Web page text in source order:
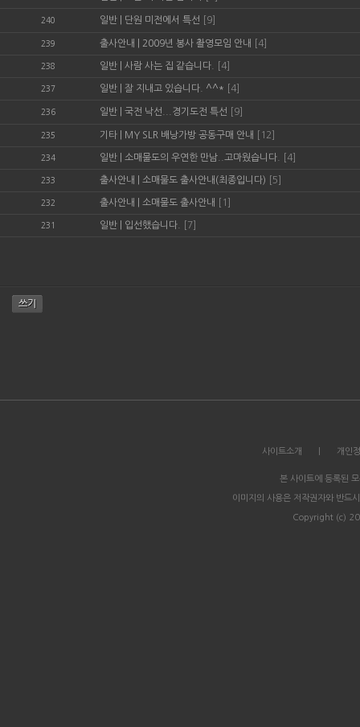
240 일반 단원 미전에서 특선 [9]
239 출사안내 2009년 봉사 촬영모임 안내 [4]
238 일반 사람 사는 집 같습니다. [4]
237 일반 잘 지내고 있습니다. ^^* [4]
236 일반 국전 낙선...경기도전 특선 [9]
235 기타 MY SLR 배낭가방 공동구매 안내 [12]
234 일반 소매물도의 우연한 만남..고마웠습니다. [4]
233 출사안내 소매물도 출사안내(최종입니다) [5]
232 출사안내 소매물도 출사안내 [1]
231 일반 입선했습니다. [7]
사이트소개 개인
본 사이트에 등록된
이미지의 사용은 저작권자와 반드
Copyright (c)